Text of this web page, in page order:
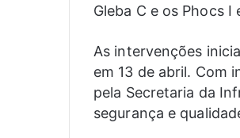
Gleba C e os Phocs I
As intervenções
em 13 de abril. Com
pela Secretaria da
segurança e